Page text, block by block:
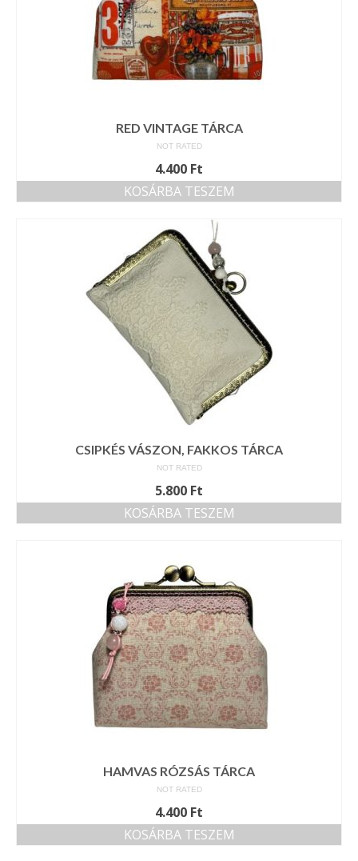
RED VINTAGE TÁRCA
NOT RATED
4.400 Ft
KOSÁRBA TESZEM
CSIPKÉS VÁSZON, FAKKOS TÁRCA
NOT RATED
5.800 Ft
KOSÁRBA TESZEM
HAMVAS RÓZSÁS TÁRCA
NOT RATED
4.400 Ft
KOSÁRBA TESZEM